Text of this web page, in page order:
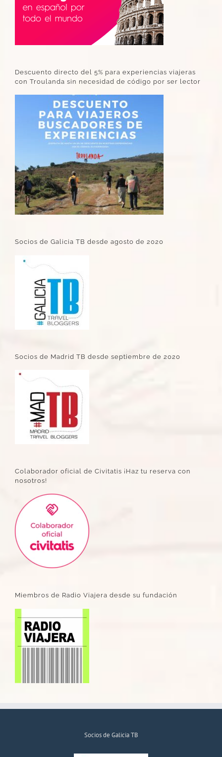
Descuento directo del 5% para experiencias viajeras
con Troulanda sin necesidad de código por ser lector
Socios de Galicia TB desde agosto de 2020
Socios de Madrid TB desde septiembre de 2020
Colaborador oficial de Civitatis ¡Haz tu reserva con
nosotros!
Miembros de Radio Viajera desde su fundación
Socios de Galicia TB